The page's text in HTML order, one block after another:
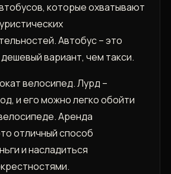
которые охватывают
Автобус – это
вариант, чем такси.
велосипед. Лурд –
и его можно легко обойти
Аренда
отличный способ
и насладиться